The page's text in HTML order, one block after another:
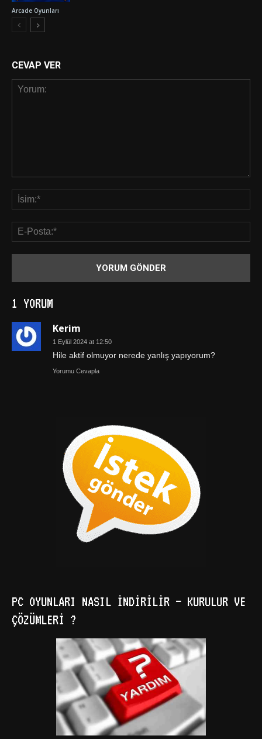
Arcade Oyunları
CEVAP VER
1 YORUM
Kerim
1 Eylül 2024 at 12:50
Hile aktif olmuyor nerede yanlış yapıyorum?
Yorumu Cevapla
PC OYUNLARI NASIL İNDIRILIR – KURULUR VE
ÇÖZÜMLERI ?